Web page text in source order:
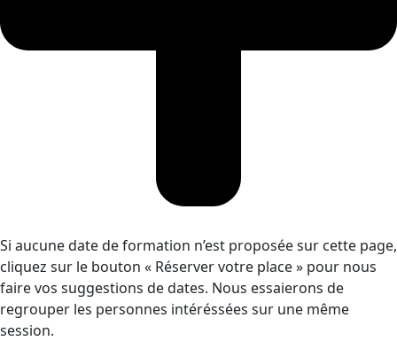
Si aucune date de formation n’est proposée sur cette page,
cliquez sur le bouton « Réserver votre place » pour nous
faire vos suggestions de dates. Nous essaierons de
regrouper les personnes intéréssées sur une même
session.